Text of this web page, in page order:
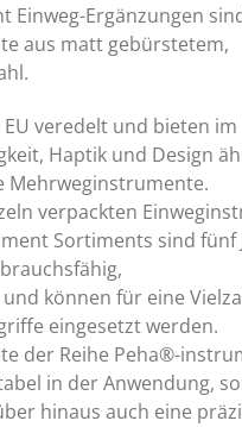
Einweg-Ergänzungen
aus matt gebürstetem,
veredelt und bieten
Haptik und Design
Mehrweginstrumente.
verpackten
Sortiments sind fünf
können für eine
eingesetzt werden.
der Reihe Peha®-
in der Anwendung,
hinaus auch eine